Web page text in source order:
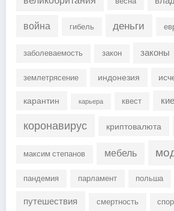
война гибель деньги
заболеваемость закон законы
землетрясение индонезия
карантин
карьера квест
коронавирус криптовалюта
максим степанов мебель
пандемия парламент польша
путешествия смертность